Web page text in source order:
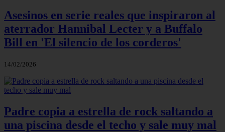
Asesinos en serie reales que inspiraron al
aterrador Hannibal Lecter y a Buffalo
Bill en 'El silencio de los corderos'
14/02/2026
Padre copia a estrella de rock saltando a
una piscina desde el techo y sale muy mal